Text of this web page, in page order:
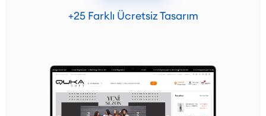
+25 Farklı Ücretsiz Tasarım